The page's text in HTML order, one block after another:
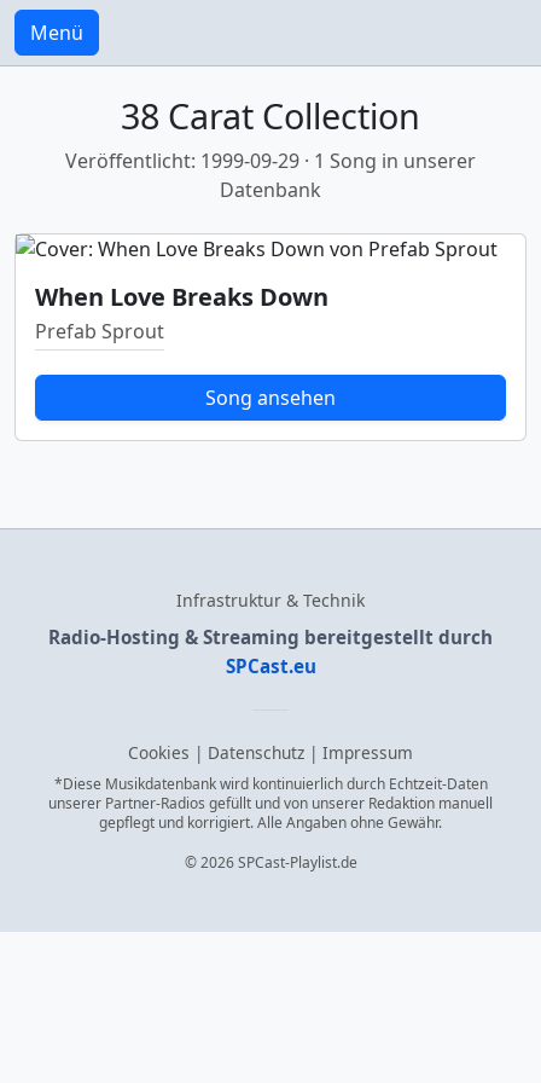
Menü
38 Carat Collection
Veröffentlicht: 1999-09-29 · 1 Song in unserer
Datenbank
When Love Breaks Down
Prefab Sprout
Song ansehen
Infrastruktur & Technik
Radio-Hosting & Streaming bereitgestellt durch
SPCast.eu
Cookies | Datenschutz | Impressum
*Diese Musikdatenbank wird kontinuierlich durch Echtzeit-Daten
unserer Partner-Radios gefüllt und von unserer Redaktion manuell
gepflegt und korrigiert. Alle Angaben ohne Gewähr.
© 2026 SPCast-Playlist.de